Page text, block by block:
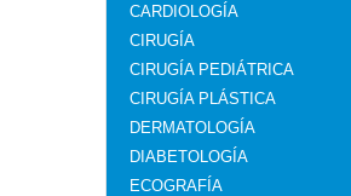
CARDIOLOGÍA
CIRUGÍA
CIRUGÍA PEDIÁTRICA
CIRUGÍA PLÁSTICA
DERMATOLOGÍA
DIABETOLOGÍA
ECOGRAFÍA